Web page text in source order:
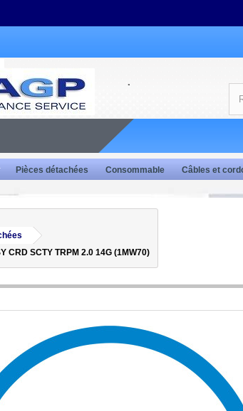
Pièces détachées Consommable Câbles et
CRD SCTY TRPM 2.0 14G (1MW70)